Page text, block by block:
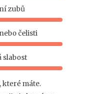
které máte.
zubů
čelisti
slabost